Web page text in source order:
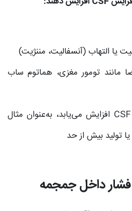
یا التهاب (آنسفالیت، مننژیت)
مانند تومور مغزی، هماتوم ساب
هیدروسفالی هنگامی که CSF افزایش می‌یابد، به‌عنوان مثال
تولید بیش از حد
داخل جمجمه